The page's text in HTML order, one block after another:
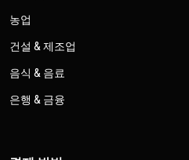
농업
건설 & 제조업
음식 & 음료
은행 & 금융